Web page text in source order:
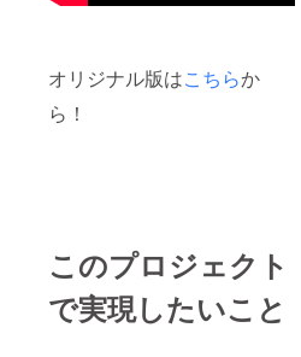
オリジナル版はこちらか
ら！
このプロジェクト
で実現したいこと